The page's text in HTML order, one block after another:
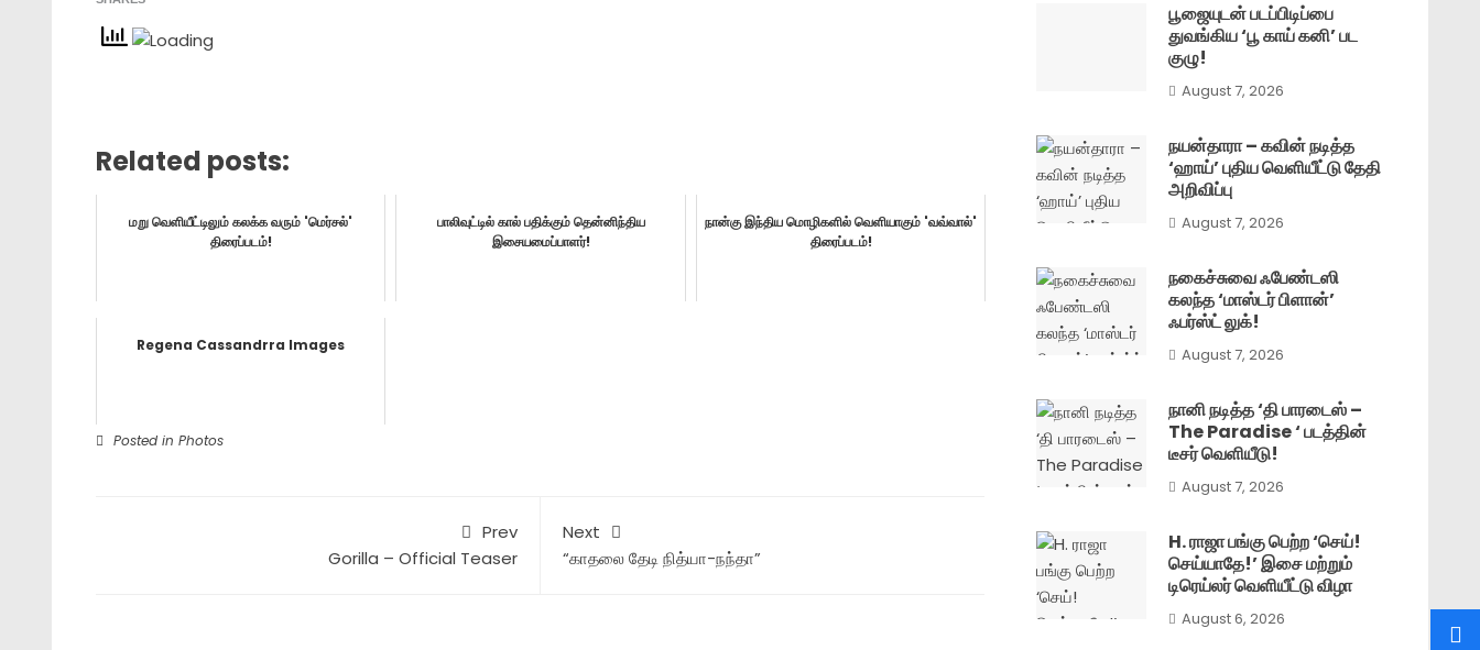
Related posts:
மறு வெளியீட்டிலும் கலக்க வரும் 'மெர்சல்'
திரைப்படம்!
பாலிவுட்டில் கால் பதிக்கும் தென்னிந்திய
இசையமைப்பாளர்!
நான்கு இந்திய மொழிகளில் வெளியாகும் 'வவ்வால்'
திரைப்படம்!
Regena Cassandrra Images
Posted in Photos
Prev
Gorilla – Official Teaser
Next
“காதலை தேடி நித்யா-நந்தா”
பூஜையுடன் படப்பிடிப்பை
துவங்கிய ‘பூ காய் கனி’ பட
குழு!
August 7, 2026
நயன்தாரா – கவின் நடித்த
‘ஹாய்’ புதிய வெளியீட்டு தேதி
அறிவிப்பு
August 7, 2026
நகைச்சுவை ஃபேண்டஸி
கலந்த ‘மாஸ்டர் பிளான்’
ஃபர்ஸ்ட் லுக்!
August 7, 2026
நானி நடித்த ‘தி பாரடைஸ் –
The Paradise ‘ படத்தின்
டீசர் வெளியீடு!
August 7, 2026
H. ராஜா பங்கு பெற்ற ‘செய்!
செய்யாதே!’ இசை மற்றும்
டிரெய்லர் வெளியீட்டு விழா
August 6, 2026